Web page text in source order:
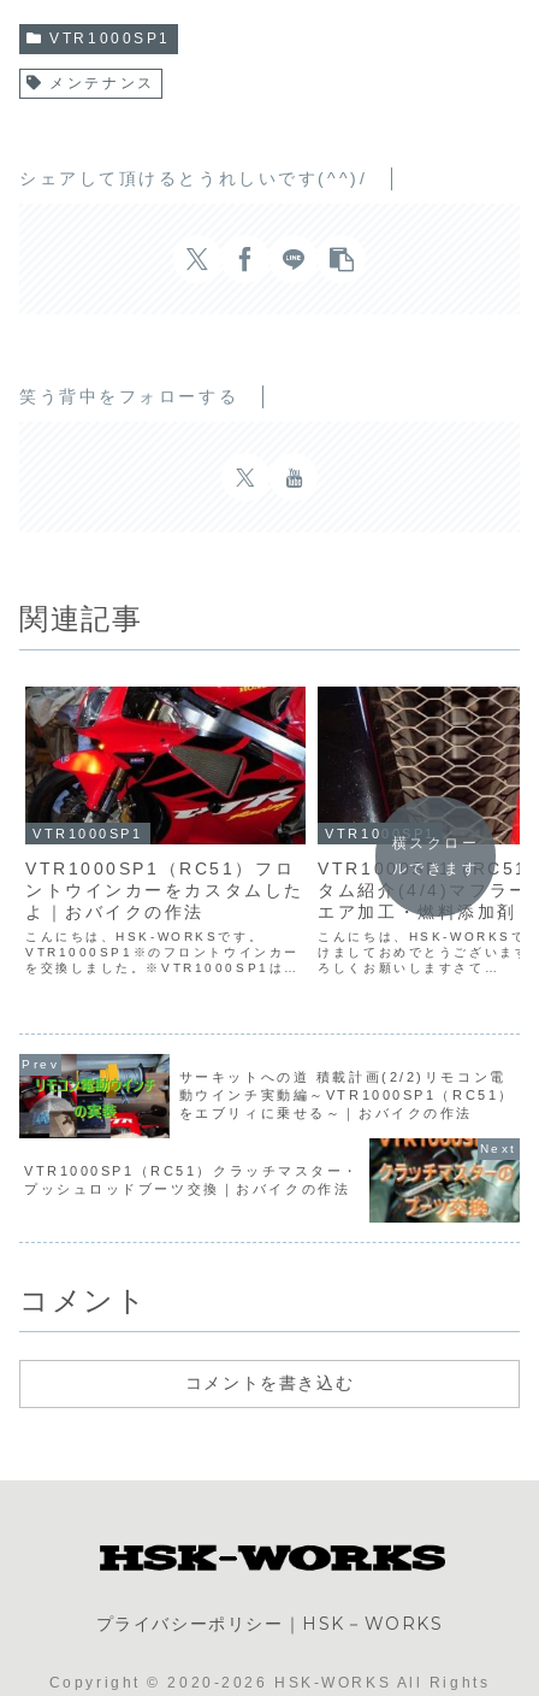
VTR1000SP1
メンテナンス
シェアして頂けるとうれしいです(^^)/
笑う背中をフォローする
関連記事
VTR1000SP1
VTR1000SP1（RC51）フロ
ントウインカーをカスタムした
よ｜おバイクの作法
こんにちは、HSK-WORKSです。
VTR1000SP1※のフロントウインカー
を交換しました。※VTR1000SP1は海
VTR1000SP1
VTR1000SP1（RC51
タム紹介(4/4)マフラー
エア加工・燃料添加剤
クの作法
こんにちは、HSK-WORKSで
けましておめでとうございます
ろしくお願いしますさて
横スクロー
ルできます
サーキットへの道 積載計画(2/2)リモコン電
動ウインチ実動編～VTR1000SP1（RC51）
をエブリィに乗せる～｜おバイクの作法
VTR1000SP1（RC51）クラッチマスター・
プッシュロッドブーツ交換｜おバイクの作法
コメント
コメントを書き込む
プライバシーポリシー｜HSK－WORKS
Copyright © 2020-2026 HSK-WORKS All Rights